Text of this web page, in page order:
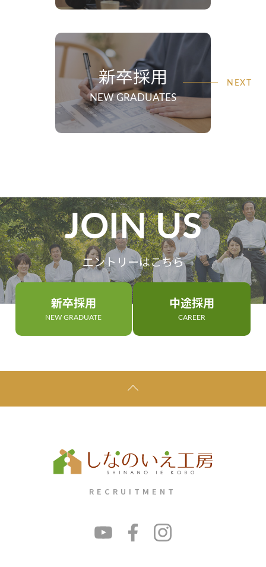
新卒採用
NEW GRADUATES
JOIN US
エントリーはこちら
新卒採用
NEW GRADUATE
中途採用
CAREER
RECRUITMENT